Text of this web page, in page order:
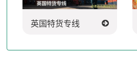
英国特货专线